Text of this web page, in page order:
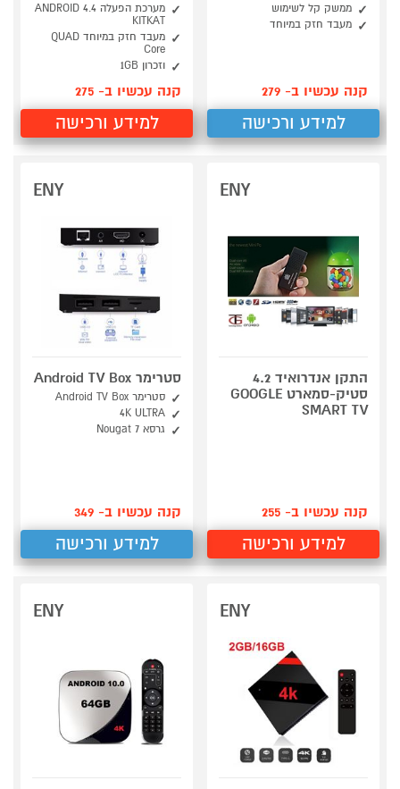
ממשק קל לשימוש
מעבד חזק במיוחד
קנה עכשיו ב- 279
למידע ורכישה
מערכת הפעלה ANDROID 4.4
KITKAT
מעבד חזק במיוחד QUAD
Core
וזכרון 1GB
קנה עכשיו ב- 275
למידע ורכישה
ENY
התקן אנדרואיד 4.2
סטיק-סמארט GOOGLE
SMART TV
קנה עכשיו ב- 255
למידע ורכישה
ENY
סטרימר Android TV Box
סטרימר Android TV Box
4K ULTRA
גרסא Nougat 7
קנה עכשיו ב- 349
למידע ורכישה
ENY
ENY